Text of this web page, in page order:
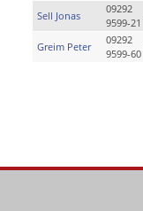
Sell Jonas
09292
9599-21
Greim Peter
09292
9599-60